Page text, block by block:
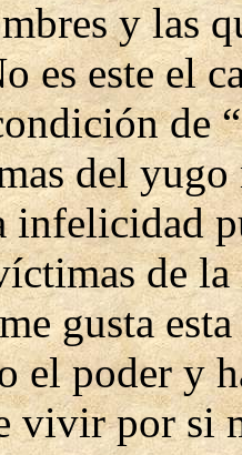
y las
es este el
de
del yugo
infelicidad
de
gusta
el poder y
vivir por si